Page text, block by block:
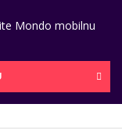
Mondo mobilnu